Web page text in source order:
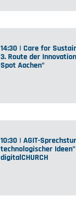
14:30 | Care for
3. Route der
Spot Aachen"
10:30 | AGIT-
technologischer
digitalCHURCH